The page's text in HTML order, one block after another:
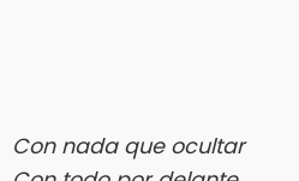
Con nada que ocultar